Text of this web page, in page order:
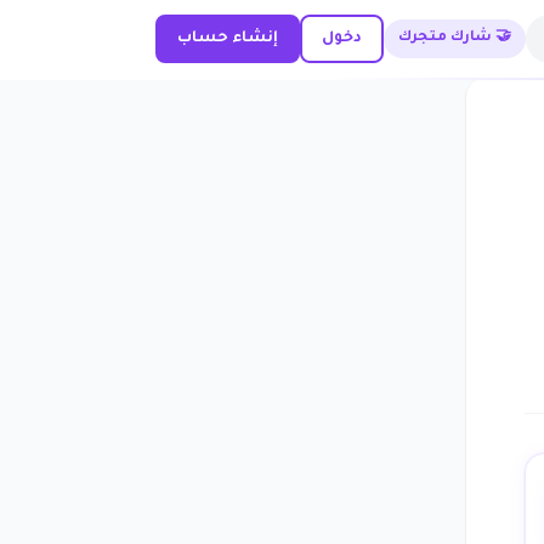
🤝 شارك متجرك دخول إنشاء حساب